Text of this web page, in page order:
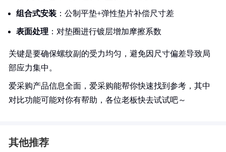
组合式安装 ：公制平垫+弹性垫片补偿尺寸差
表面处理 ：对垫圈进行镀层增加摩擦系数
关键是要确保螺纹副的受力均匀，避免因尺寸偏差导致局
部应力集中。
爱采购产品信息全面，爱采购能帮你快速找到参考，其中
对比功能可能对你有帮助，各位老板快去试试吧～
其他推荐